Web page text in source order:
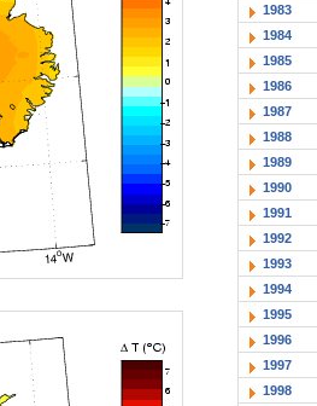
1983
1984
1985
1986
1987
1988
1989
1990
1991
1992
1993
1994
1995
1996
1997
1998